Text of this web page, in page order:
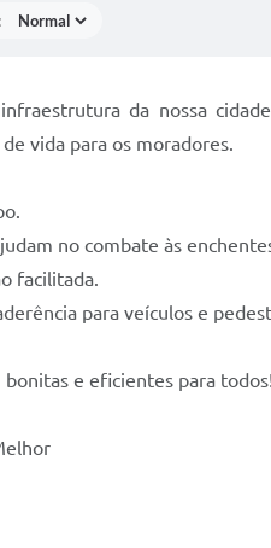
da nossa
vida para os moradores.
no combate às
facilitada.
para veículos e
e eficientes para